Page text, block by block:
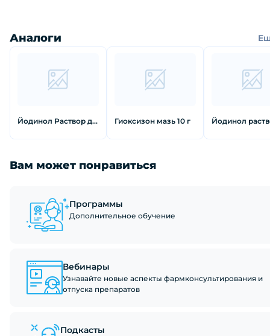
Аналоги
Йодинол Раствор для местного и наружного применения флакон 100 мл Гиоксизон мазь 10 г
Вам может понравиться
Программы
Дополнительное обучение
Вебинары
Узнавайте новые аспекты фармконсультирования и
отпуска препаратов
Подкасты